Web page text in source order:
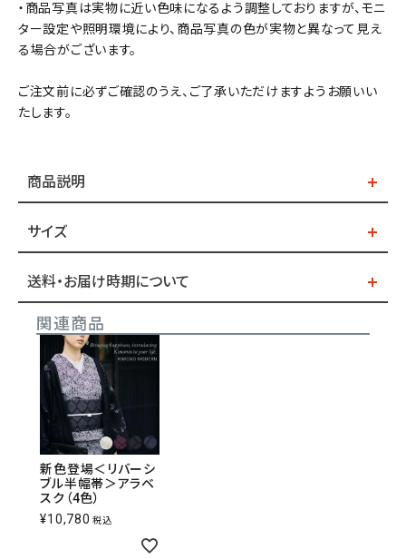
・商品写真は実物に近い色味になるよう調整しておりますが、モニ
ター設定や照明環境により、商品写真の色が実物と異なって見え
る場合がございます。
ご注文前に必ずご確認のうえ、ご了承いただけますようお願いい
たします。
商品説明
サイズ
送料・お届け時期について
関連商品
新色登場＜リバーシ
ブル半幅帯＞アラベ
スク（4色）
¥10,780 税込